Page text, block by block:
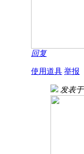
回复
使用道具 举报
发表